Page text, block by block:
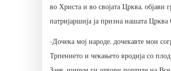
во Христа и во својата Црква, објави
патријаршија ја призна нашата
-Дочека мој народе, дочекавте мои
Трпението и чекањето вродија со